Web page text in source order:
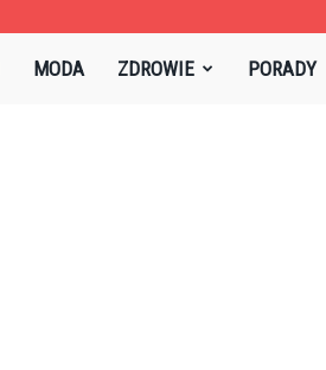
MODA ZDROWIE PORADY